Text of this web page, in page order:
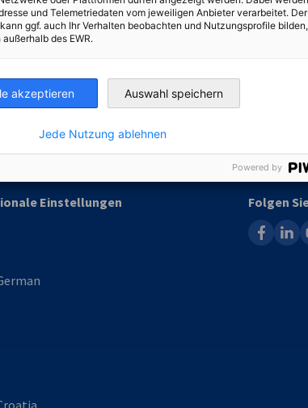
werden
Weitere
Young
Einstellungen
Folgen
facebook
und Telemetriedaten vom jeweiligen Anbieter verarbeitet. Der
ggf. auch Ihr Verhalten beobachten und Nutzungsprofile bilden,
des EWR.
akzeptieren Auswahl speichern
Jede Nutzung ablehnen
Powered by